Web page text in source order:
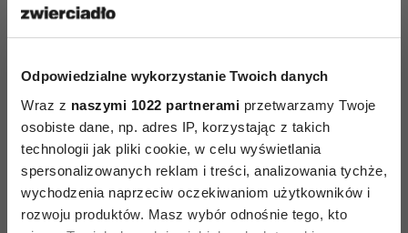
Odpowiedzialne wykorzystanie Twoich danych
Wraz z naszymi 1022 partnerami przetwarzamy Twoje
osobiste dane, np. adres IP, korzystając z takich
technologii jak pliki cookie, w celu wyświetlania
spersonalizowanych reklam i treści, analizowania tychże,
wychodzenia naprzeciw oczekiwaniom użytkowników i
rozwoju produktów. Masz wybór odnośnie tego, kto